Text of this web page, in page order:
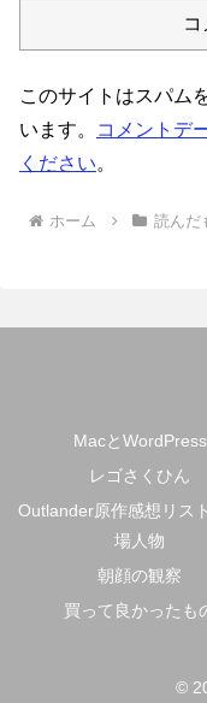
このサイトはスパム
います。
コメントデ
ください。
ホーム 読んだ
MacとWordPress
レゴさくひん
Outlander原作感想リス
場人物
朝顔の観察
買って良かったも
©